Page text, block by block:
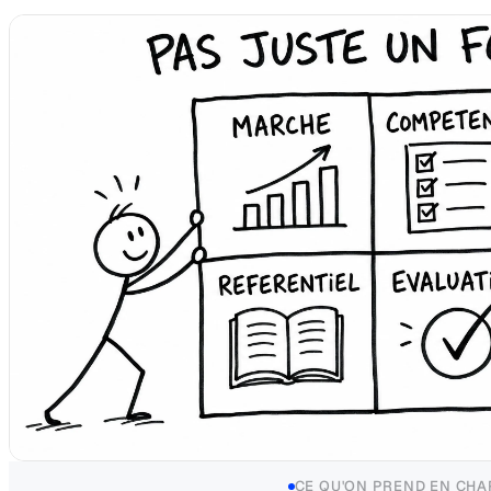
CE QU'ON PREND EN